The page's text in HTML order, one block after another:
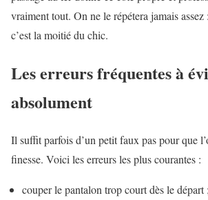
vraiment tout. On ne le répétera jamais assez
c’est la moitié du chic.
Les erreurs fréquentes à
absolument
Il suffit parfois d’un petit faux pas pour que
finesse. Voici les erreurs les plus courantes :
couper le pantalon trop court dès le départ ;